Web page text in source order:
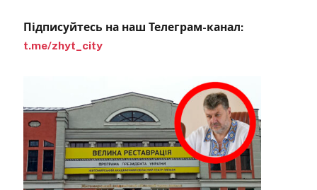
Підписуйтесь на наш Телеграм-канал:
t.me/zhyt_city